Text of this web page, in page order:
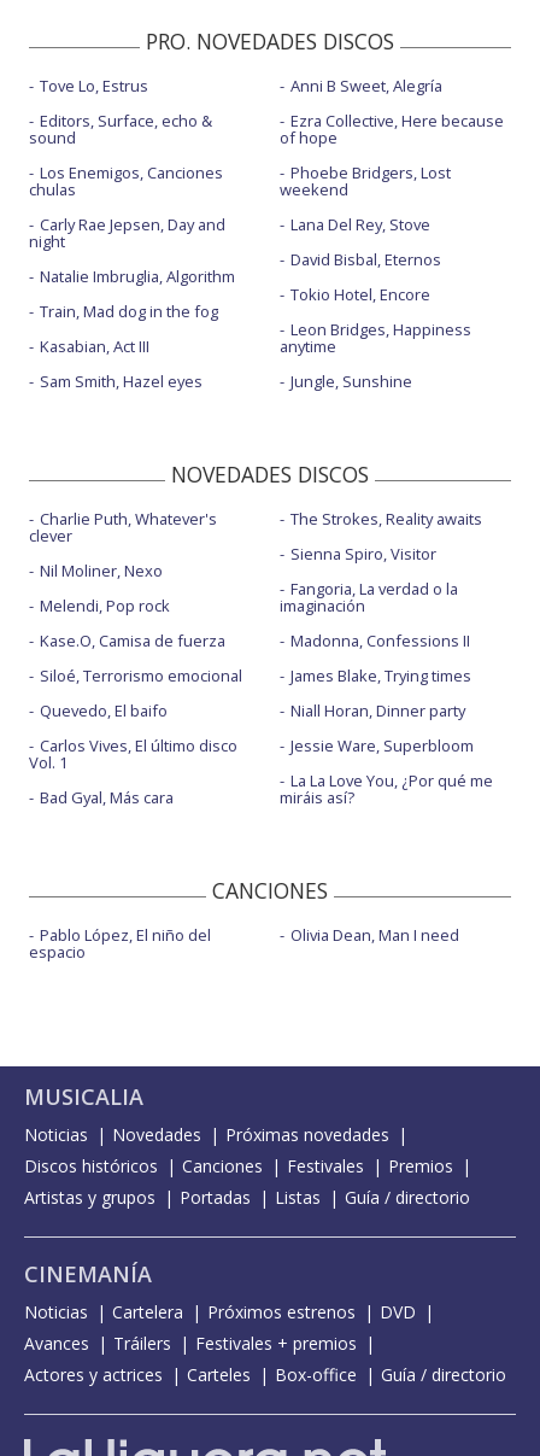
PRO. NOVEDADES DISCOS
Tove Lo, Estrus
Editors, Surface, echo &
sound
Los Enemigos, Canciones
chulas
Carly Rae Jepsen, Day and
night
Natalie Imbruglia, Algorithm
Train, Mad dog in the fog
Kasabian, Act III
Sam Smith, Hazel eyes
Anni B Sweet, Alegría
Ezra Collective, Here because
of hope
Phoebe Bridgers, Lost
weekend
Lana Del Rey, Stove
David Bisbal, Eternos
Tokio Hotel, Encore
Leon Bridges, Happiness
anytime
Jungle, Sunshine
NOVEDADES DISCOS
Charlie Puth, Whatever's
clever
Nil Moliner, Nexo
Melendi, Pop rock
Kase.O, Camisa de fuerza
Siloé, Terrorismo emocional
Quevedo, El baifo
Carlos Vives, El último disco
Vol. 1
Bad Gyal, Más cara
The Strokes, Reality awaits
Sienna Spiro, Visitor
Fangoria, La verdad o la
imaginación
Madonna, Confessions II
James Blake, Trying times
Niall Horan, Dinner party
Jessie Ware, Superbloom
La La Love You, ¿Por qué me
miráis así?
CANCIONES
Pablo López, El niño del
espacio
Olivia Dean, Man I need
MUSICALIA
Noticias Novedades
Próximas novedades
Discos históricos
Canciones Festivales
Premios
Artistas y grupos
Portadas Listas Guía / directorio
CINEMANÍA
Noticias Cartelera Próximos estrenos
DVD
Avances
Tráilers
Festivales + premios
Actores y actrices
Carteles Box-office Guía / directorio